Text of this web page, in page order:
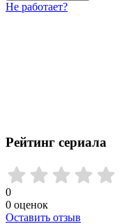
Не работает?
Рейтинг сериала
0
0 оценок
Оставить отзыв